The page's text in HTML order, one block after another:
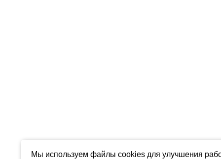
Мы используем файлы cookies для улучшения